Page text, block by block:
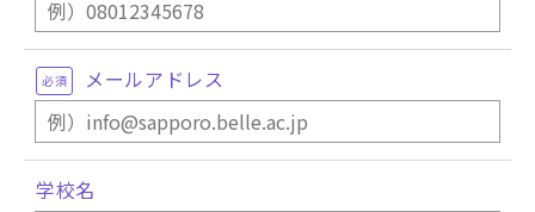
メールアドレス
必須
学校名